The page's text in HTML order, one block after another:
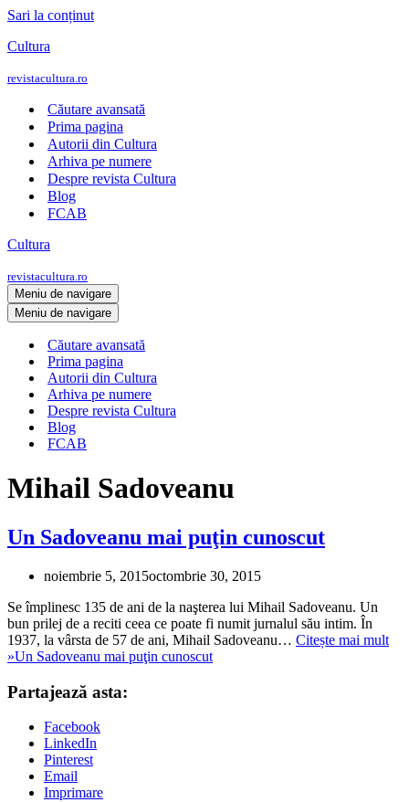
Sari la conținut
Cultura
revistacultura.ro
Căutare avansată
Prima pagina
Autorii din Cultura
Arhiva pe numere
Despre revista Cultura
Blog
FCAB
Cultura
revistacultura.ro
Meniu de navigare
Meniu de navigare
Căutare avansată
Prima pagina
Autorii din Cultura
Arhiva pe numere
Despre revista Cultura
Blog
FCAB
Mihail Sadoveanu
Un Sadoveanu mai puţin cunoscut
noiembrie 5, 2015octombrie 30, 2015
Se împlinesc 135 de ani de la naşterea lui Mihail Sadoveanu. Un
bun prilej de a reciti ceea ce poate fi numit jurnalul său intim. În
1937, la vârsta de 57 de ani, Mihail Sadoveanu… Citește mai mult
»Un Sadoveanu mai puţin cunoscut
Partajează asta:
Facebook
LinkedIn
Pinterest
Email
Imprimare